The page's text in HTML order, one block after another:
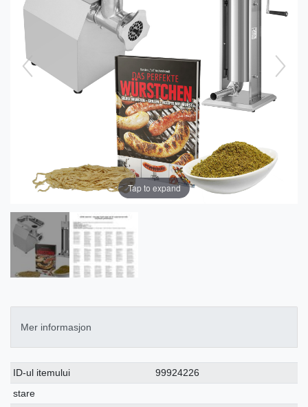
Tap to expand
Mer informasjon
Ceres::Template.singleItemTechnicalDataAttribute
Ceres::Template.singleItemTechnicalDataValue
ID-ul itemului
99924226
stare